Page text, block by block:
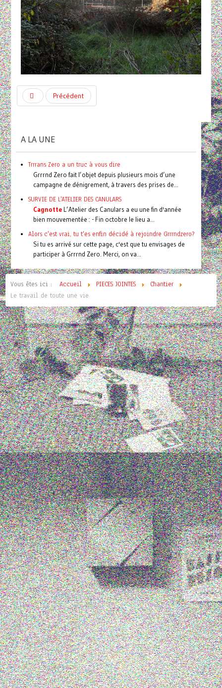
Précédent
A LA UNE
Trrrans Zero a un truc à vous dire
Grrrnd Zero fait l’objet depuis plusieurs mois d’une
campagne de dénigrement, à travers des prises de...
SURVIE DE L'ATELIER DES CANULARS
CagnotteL’Atelier des Canulars a eu une fin d'année
bien mouvementée : - Fin octobre le lieu a...
Alors c'est vrai, tu t'es enfin décidé à rejoindre Grrrndzero?
Si tu es arrivé sur cette page, c'est que tu envisages de
participer à Grrrnd Zero. Merci, on va...
Vous êtes ici : Accueil PIECES JOINTES
Chantier
Le travail de toute une vie